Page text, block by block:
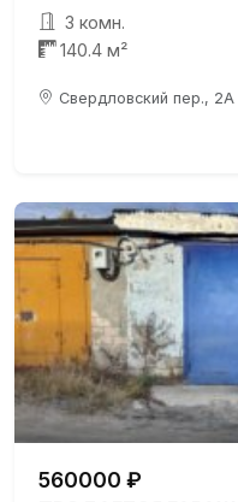
3 комн.
140.4 м²
Свердловский пер., 2А
560000 ₽